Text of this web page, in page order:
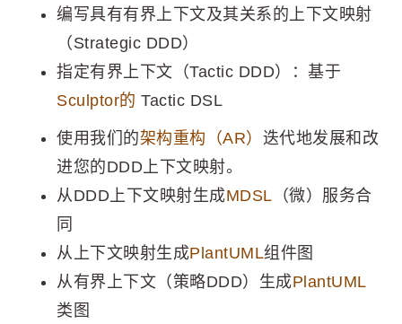
编写具有有界上下文及其关系的上下文映射
（Strategic DDD）
指定有界上下文（Tactic DDD）：基于
Sculptor的 Tactic DSL
使用我们的架构重构（AR） 迭代地发展和改
进您的DDD上下文映射。
从DDD上下文映射生成MDSL （微）服务合
同
从上下文映射生成PlantUML组件图
从有界上下文（策略DDD）生成PlantUML
类图